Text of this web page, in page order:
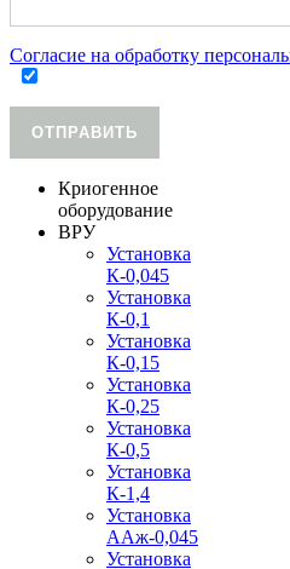
Согласие на обработку
ОТПРАВИТЬ
Криогенное
оборудование
ВРУ
Установка
К-0,045
Установка
К-0,1
Установка
К-0,15
Установка
К-0,25
Установка
К-0,5
Установка
К-1,4
Установка
ААж-0,045
Установка